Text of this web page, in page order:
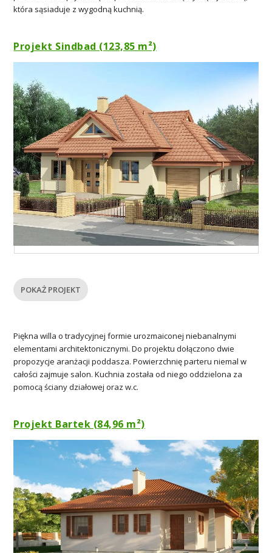
która sąsiaduje z wygodną kuchnią.
Projekt Sindbad (123,85 m²)
POKAŻ PROJEKT
Piękna willa o tradycyjnej formie urozmaiconej niebanalnymi
elementami architektonicznymi. Do projektu dołączono dwie
propozycje aranżacji poddasza. Powierzchnię parteru niemal w
całości zajmuje salon. Kuchnia została od niego oddzielona za
pomocą ściany działowej oraz w.c.
Projekt Bartek (84,96 m²)